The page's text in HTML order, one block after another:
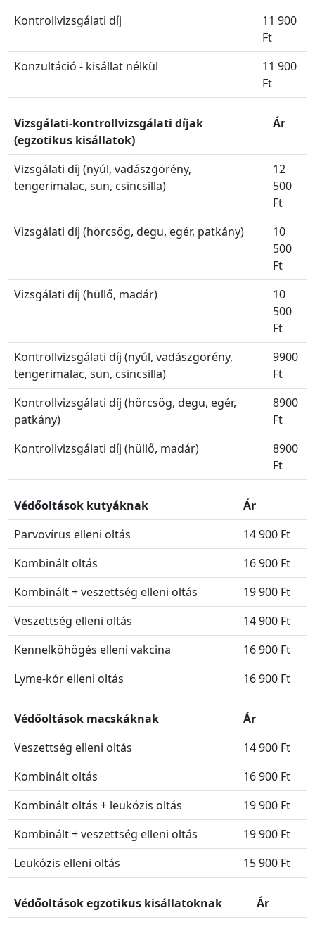
Kontrollvizsgálati díj
11 900
Ft
Konzultáció - kisállat nélkül
11 900
Ft
Vizsgálati-kontrollvizsgálati díjak
(egzotikus kisállatok)
Ár
Vizsgálati díj (nyúl, vadászgörény,
tengerimalac, sün, csincsilla)
12
500
Ft
Vizsgálati díj (hörcsög, degu, egér, patkány)
10
500
Ft
Vizsgálati díj (hüllő, madár)
10
500
Ft
Kontrollvizsgálati díj (nyúl, vadászgörény,
tengerimalac, sün, csincsilla)
9900
Ft
Kontrollvizsgálati díj (hörcsög, degu, egér,
patkány)
8900
Ft
Kontrollvizsgálati díj (hüllő, madár)
8900
Ft
Védőoltások kutyáknak
Ár
Parvovírus elleni oltás
14 900 Ft
Kombinált oltás
16 900 Ft
Kombinált + veszettség elleni oltás
19 900 Ft
Veszettség elleni oltás
14 900 Ft
Kennelköhögés elleni vakcina
16 900 Ft
Lyme-kór elleni oltás
16 900 Ft
Védőoltások macskáknak
Ár
Veszettség elleni oltás
14 900 Ft
Kombinált oltás
16 900 Ft
Kombinált oltás + leukózis oltás
19 900 Ft
Kombinált + veszettség elleni oltás
19 900 Ft
Leukózis elleni oltás
15 900 Ft
Védőoltások egzotikus kisállatoknak
Ár